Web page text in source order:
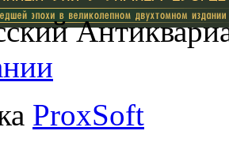
ProxSoft